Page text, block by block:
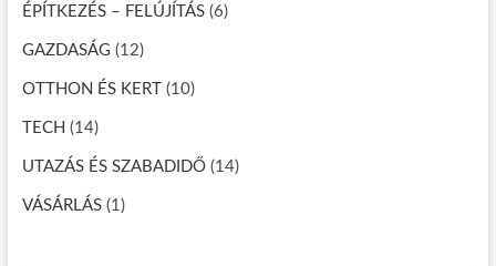
i
ó
ÉPÍTKEZÉS – FELÚJÍTÁS(6)
GAZDASÁG (12)
OTTHON ÉS KERT (10)
TECH (14)
UTAZÁS ÉS SZABADIDŐ(14)
VÁSÁRLÁS(1)